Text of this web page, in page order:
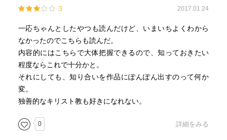
3 2017.01.24
一応ちゃんとしたやつも読んだけど、いまいちよくわから
なかったのでこちらも読んだ。
内容的にはこちらで大体把握できるので、知っておきたい
程度ならこれで十分かと。
それにしても、知り合いを作品にぽんぽん出すのって何か
変。
独善的なキリスト教も好きになれない。
0 詳細をみる